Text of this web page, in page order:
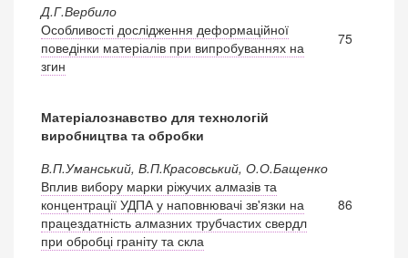
Д.Г.Вербило
Особливості дослідження деформаційної
поведінки матеріалів при випробуваннях на
згин
75
Матеріалознавство для технологій
виробництва та обробки
В.П.Уманський, В.П.Красовський, О.О.Бащенко
Вплив вибору марки ріжучих алмазів та
концентрації УДПА у наповнювачі зв'язки на
працездатність алмазних трубчастих свердл
при обробці граніту та скла
86